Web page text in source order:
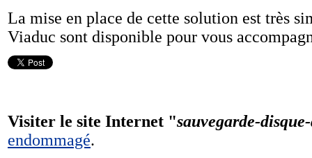
La mise en place de cette solution est très
Viaduc sont disponible pour vous
Visiter le site Internet "sauvegarde-
endommagé.